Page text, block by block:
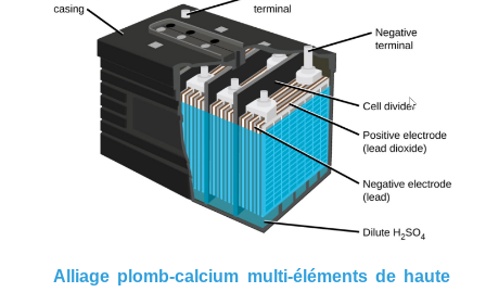
Alliage plomb-calcium multi-éléments de haute